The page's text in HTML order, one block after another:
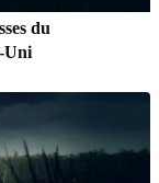
du
Uni